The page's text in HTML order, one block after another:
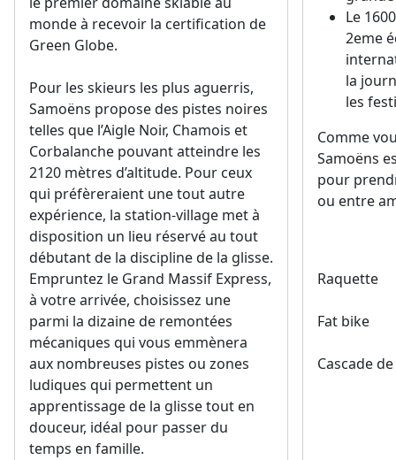
monde à recevoir la certification de
Green Globe.
Pour les skieurs les plus aguerris,
Samoëns propose des pistes noires
telles que l’Aigle Noir, Chamois et
Corbalanche pouvant atteindre les
2120 mètres d’altitude. Pour ceux
qui préfèreraient une tout autre
expérience, la station-village met à
disposition un lieu réservé au tout
débutant de la discipline de la glisse.
Empruntez le Grand Massif Express,
à votre arrivée, choisissez une
parmi la dizaine de remontées
mécaniques qui vous emmènera
aux nombreuses pistes ou zones
ludiques qui permettent un
apprentissage de la glisse tout en
douceur, idéal pour passer du
temps en famille.
Le
2eme
la
les
Comme
Samoëns
pour
ou entre
Raquette
Fat bike
Cascade